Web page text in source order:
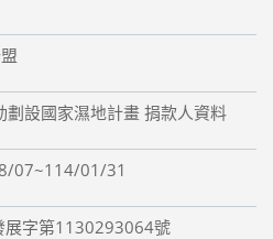
設國家濕地計畫 捐款人資料
07~114/01/31
展字第1130293064號